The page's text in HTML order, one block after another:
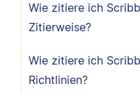
Wie zitiere ich
Zitierweise?
Wie zitiere ich
Richtlinien?